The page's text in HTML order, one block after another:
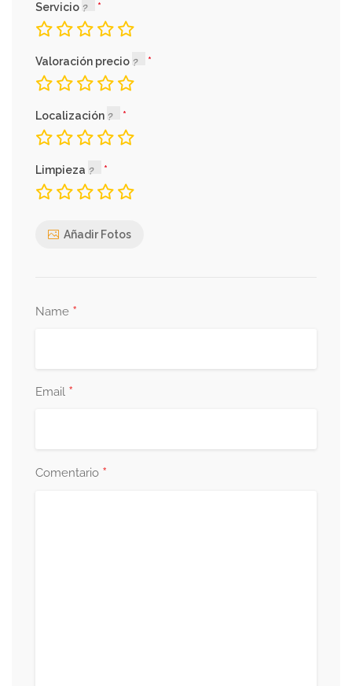
Servicio
Valoración precio
Localización
Limpieza
Añadir Fotos
Name *
Email *
Comentario *